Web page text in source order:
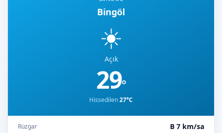
Bingöl
☀️
Açık
29°
Hissedilen27°C
Rüzgar B 7 km/sa